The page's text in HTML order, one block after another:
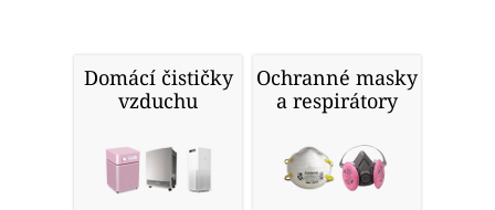
Domácí čističky
vzduchu
Ochranné masky
a respirátory